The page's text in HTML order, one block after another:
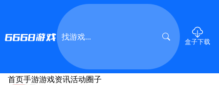
盒子下载
首页手游游戏资讯活动圈子